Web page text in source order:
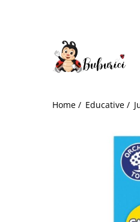
ConstrucțiiHome / Educative /